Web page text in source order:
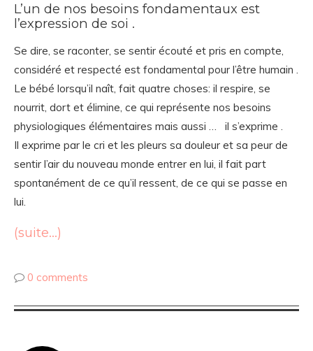
L’un de nos besoins fondamentaux est
l’expression de soi .
Se dire, se raconter, se sentir écouté et pris en compte,
considéré et respecté est fondamental pour l’être humain .
Le bébé lorsqu’il naît, fait quatre choses: il respire, se
nourrit, dort et élimine, ce qui représente nos besoins
physiologiques élémentaires mais aussi … il s’exprime .
Il exprime par le cri et les pleurs sa douleur et sa peur de
sentir l’air du nouveau monde entrer en lui, il fait part
spontanément de ce qu’il ressent, de ce qui se passe en
lui.
(suite…)
0 comments